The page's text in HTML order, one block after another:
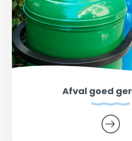
Afval goed